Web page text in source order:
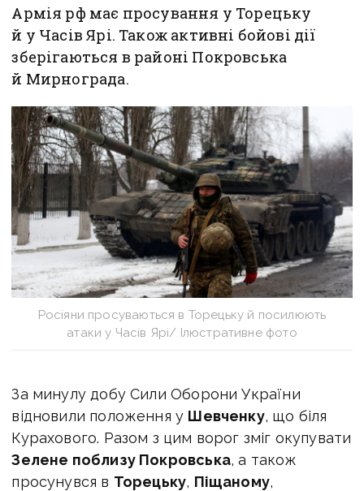
Армія рф має просування у Торецьку
й у Часів Ярі. Також активні бойові дії
зберігаються в районі Покровська
й Мирнограда.
Росіяни просуваються в Торецьку й посилюють
атаки у Часів Ярі/ Ілюстративне фото
За минулу добу Сили Оборони України
відновили положення у Шевченку, що біля
Курахового. Разом з цим ворог зміг окупувати
Зелене поблизу Покровська, а також
просунувся в Торецьку, Піщаному,